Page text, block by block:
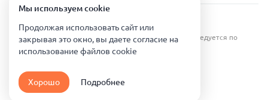
Урал Тех Экспорт — Казахстан © 2019-
Все права защищены. Копирование информации преследуется по
Карта сайта
Политика конфиденциальности
Мы используем сookie
Продолжая использовать сайт или
закрывая это окно, вы даете согласие на
использование файлов сookie
Хорошо Подробнее